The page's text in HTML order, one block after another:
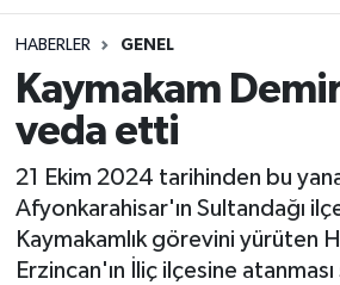
HABERLER GENEL
Kaymakam
veda etti
21 Ekim 2024 tarihinden bu
Afyonkarahisar'ın Sultandağı
Kaymakamlık görevini yürüten
Erzincan'ın İliç ilçesine
Asayiş
Rize Jandarma Komutanlığı
Bilim Teknoloji
Advertising news
Merkez Trafik Yoğunluk
Süper Lig Puan Durumu ve
Tüm Manşetler
Haber Arşivi